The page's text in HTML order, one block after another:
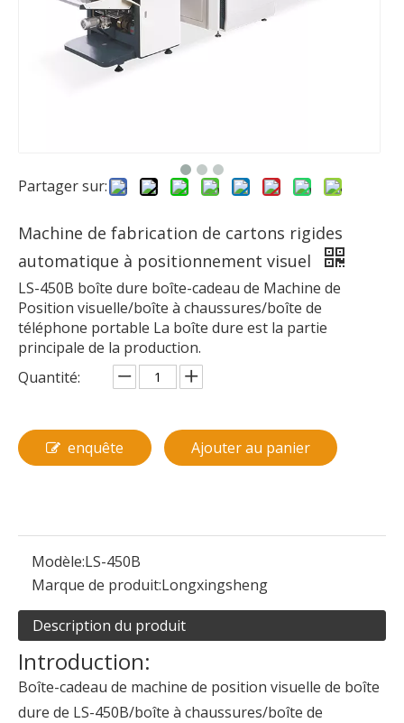
Partager sur:
Machine de fabrication de cartons rigides
automatique à positionnement visuel
LS-450B boîte dure boîte-cadeau de Machine de
Position visuelle/boîte à chaussures/boîte de
téléphone portable La boîte dure est la partie
principale de la production.
Quantité:
enquête Ajouter au panier
Modèle:LS-450B
Marque de produit:Longxingsheng
Description du produit
Introduction:
Boîte-cadeau de machine de position visuelle de boîte
dure de LS-450B/boîte à chaussures/boîte de